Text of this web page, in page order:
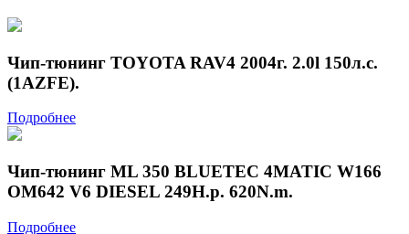
Чип-тюнинг TOYOTA RAV4 2004г. 2.0l 150л.с.
(1AZFE).
Подробнее
Чип-тюнинг ML 350 BLUETEC 4MATIC W166
OM642 V6 DIESEL 249H.p. 620N.m.
Подробнее